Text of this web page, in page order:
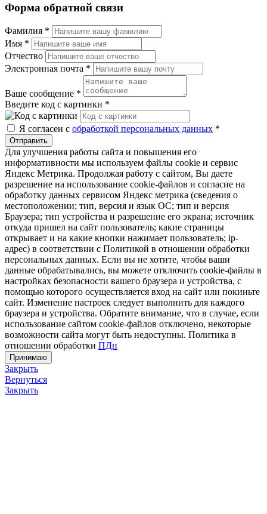
Форма обратной связи
Фамилия *
Имя *
Отчество
Электронная почта *
Ваше сообщение *
Введите код с картинки *
Я согласен с обработкой персональных данных *
Отправить
Для улучшения работы сайта и повышения его
информативности мы используем файлы cookie и сервис
Яндекс Метрика. Продолжая работу с сайтом, Вы даете
разрешение на использование cookie-файлов и согласие на
обработку данных сервисом Яндекс метрика (сведения о
местоположении; тип, версия и язык ОС; тип и версия
Браузера; тип устройства и разрешение его экрана; источник
откуда пришел на сайт пользователь; какие страницы
открывает и на какие кнопки нажимает пользователь; ip-
адрес) в соответствии с Политикой в отношении обработки
персональных данных. Если вы не хотите, чтобы ваши
данные обрабатывались, вы можете отключить cookie-файлы в
настройках безопасности вашего браузера и устройства, с
помощью которого осуществляется вход на сайт или покиньте
сайт. Изменение настроек следует выполнить для каждого
браузера и устройства. Обратите внимание, что в случае, если
использование сайтом cookie-файлов отключено, некоторые
возможности сайта могут быть недоступны. Политика в
отношении обработки ПДн
Принимаю
Закрыть
Вернуться
Закрыть